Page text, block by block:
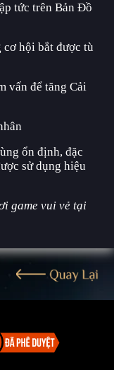
tức trên Bản Đồ
cơ hội bắt được tù
vấn để tăng Cải
ổn định, đặc
sử dụng hiệu
game vui vẻ tại